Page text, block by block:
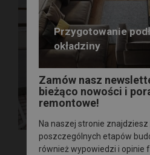
Przygotowanie
okładziny
Zamów nasz
bieżąco nowości i
remontowe!
Na naszej stronie
poszczególnych etapów
również wypowiedzi i opinie